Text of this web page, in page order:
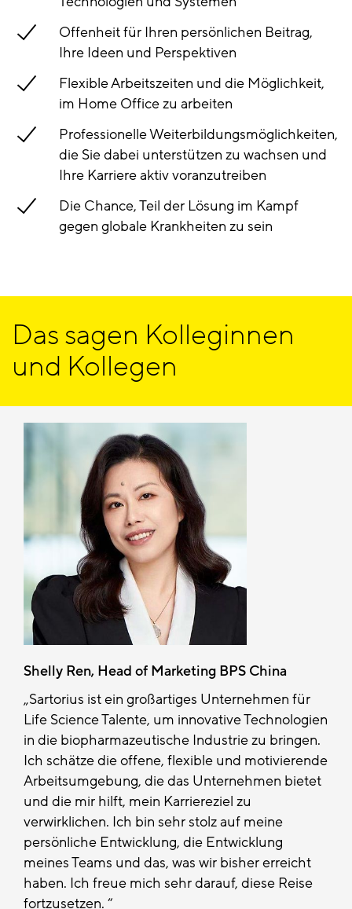
Offenheit für Ihren persönlichen Beitrag,
Ihre Ideen und Perspektiven
Flexible Arbeitszeiten und die Möglichkeit,
im Home Office zu arbeiten
Professionelle Weiterbildungsmöglichkeiten,
die Sie dabei unterstützen zu wachsen und
Ihre Karriere aktiv voranzutreiben
Die Chance, Teil der Lösung im Kampf
gegen globale Krankheiten zu sein
Das sagen Kolleginnen
und Kollegen
Shelly Ren, Head of Marketing BPS China
Sartorius ist ein großartiges Unternehmen für
Life Science Talente, um innovative Technologien
in die biopharmazeutische Industrie zu bringen.
Ich schätze die offene, flexible und motivierende
Arbeitsumgebung, die das Unternehmen bietet
und die mir hilft, mein Karriereziel zu
verwirklichen. Ich bin sehr stolz auf meine
persönliche Entwicklung, die Entwicklung
meines Teams und das, was wir bisher erreicht
haben. Ich freue mich sehr darauf, diese Reise
fortzusetzen.